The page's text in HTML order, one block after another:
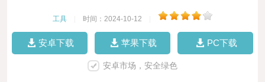
工具 时间：2024-10-12
安卓下载 苹果下载 PC下载
安卓市场，安全绿色